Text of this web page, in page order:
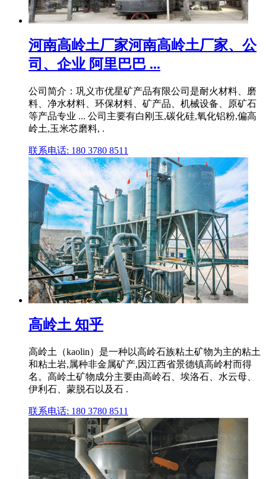
河南高岭土厂家河南高岭土厂家、公
司、企业 阿里巴巴 ...
公司简介：巩义市优星矿产品有限公司是耐火材料、磨
料、净水材料、环保材料、矿产品、机械设备、原矿石
等产品专业 ... 公司主要有白刚玉,碳化硅,氧化铝粉,偏高
岭土,玉米芯磨料, .
联系电话: 180 3780 8511
高岭土 知乎
高岭土（kaolin）是一种以高岭石族粘土矿物为主的粘土
和粘土岩,属种非金属矿产,因江西省景德镇高岭村而得
名。高岭土矿物成分主要由高岭石、埃洛石、水云母、
伊利石、蒙脱石以及石 .
联系电话: 180 3780 8511